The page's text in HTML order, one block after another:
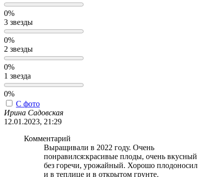
0%
3 звезды
0%
2 звезды
0%
1 звезда
0%
С фото
Ирина Садовская
12.01.2023, 21:29
Комментарий
Выращивали в 2022 году. Очень
понравился:красивые плоды, очень вкусный
без горечи, урожайный. Хорошо плодоносил
и в теплице и в открытом грунте.